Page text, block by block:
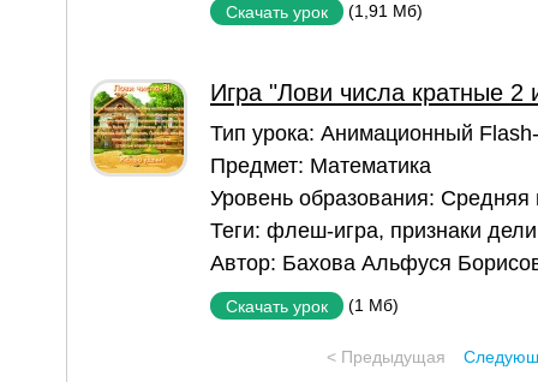
Скачать урок (1,91 Мб)
Игра "Лови числа кратные 2
Тип урока: Aнимационный
Предмет: Математика
Уровень образования: Средняя
Теги: флеш-игра, признаки
Автор: Бахова Альфуся
Скачать урок (1 Мб)
< Предыдущая